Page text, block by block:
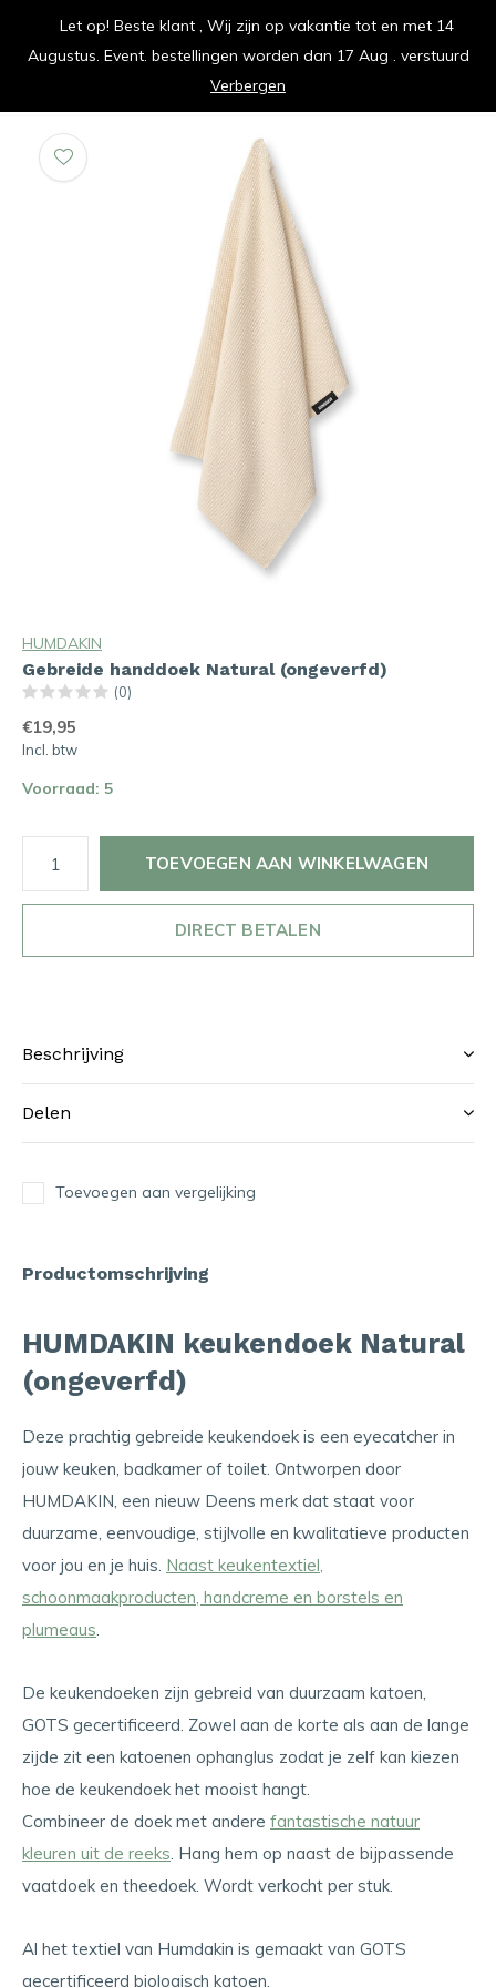
vrolijk je keuken op
HUMDAKIN
Gebreide handdoek Natural (ongeverfd)
(0)
€19,95
Incl. btw
Voorraad: 5
TOEVOEGEN AAN WINKELWAGEN
DIRECT BETALEN
Beschrijving
Delen
Toevoegen aan vergelijking
Productomschrijving
HUMDAKIN keukendoek Natural
(ongeverfd)
Deze prachtig gebreide keukendoek is een eyecatcher in
jouw keuken, badkamer of toilet. Ontworpen door
HUMDAKIN, een nieuw Deens merk dat staat voor
duurzame, eenvoudige, stijlvolle en kwalitatieve producten
voor jou en je huis. Naast keukentextiel,
schoonmaakproducten, handcreme en borstels en
plumeaus.
De keukendoeken zijn gebreid van duurzaam katoen,
GOTS gecertificeerd. Zowel aan de korte als aan de lange
zijde zit een katoenen ophanglus zodat je zelf kan kiezen
hoe de keukendoek het mooist hangt.
Combineer de doek met andere fantastische natuur
kleuren uit de reeks. Hang hem op naast de bijpassende
vaatdoek en theedoek. Wordt verkocht per stuk.
Al het textiel van Humdakin is gemaakt van GOTS
gecertificeerd biologisch katoen.
Let op! Beste klant , Wij zijn op vakantie tot en met 14
Augustus. Event. bestellingen worden dan 17 Aug . verstuurd
Verbergen